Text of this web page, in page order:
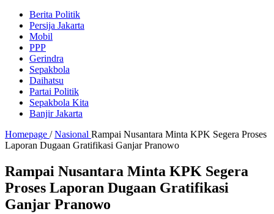
Berita Politik
Persija Jakarta
Mobil
PPP
Gerindra
Sepakbola
Daihatsu
Partai Politik
Sepakbola Kita
Banjir Jakarta
Homepage / Nasional Rampai Nusantara Minta KPK Segera Proses
Laporan Dugaan Gratifikasi Ganjar Pranowo
Rampai Nusantara Minta KPK Segera
Proses Laporan Dugaan Gratifikasi
Ganjar Pranowo